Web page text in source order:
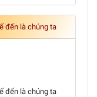
đến là chúng ta
đến là chúng ta